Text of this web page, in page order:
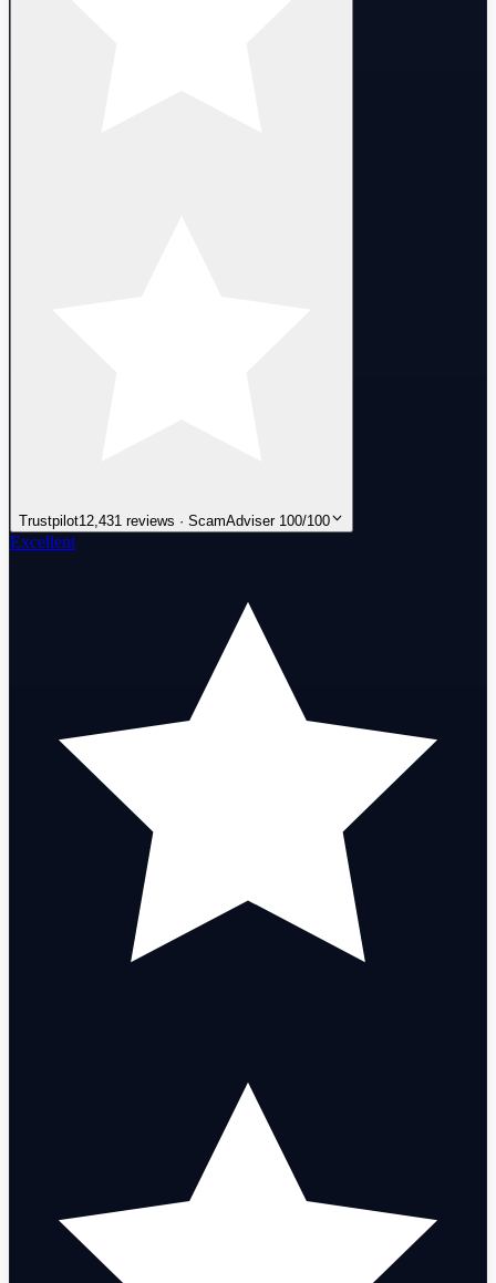
Trustpilot12,431 reviews · ScamAdviser 100/100
Excellent